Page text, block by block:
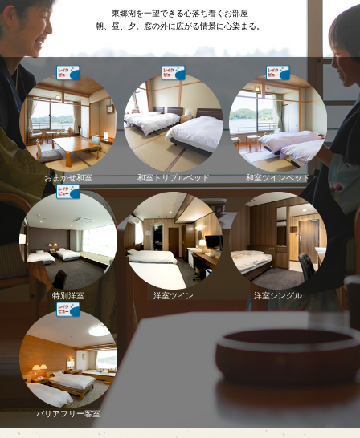
東郷湖を一望できる心落ち着くお部屋
朝、昼、夕。窓の外に広がる情景に心染まる。
おまかせ和室 和室トリプルベッド 和室ツインベッド
特別洋室 洋室ツイン 洋室シングル
バリアフリー客室